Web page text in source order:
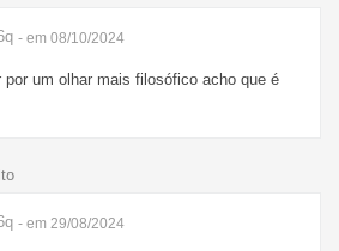
- em 08/10/2024
um olhar mais filosófico acho que é
- em 29/08/2024